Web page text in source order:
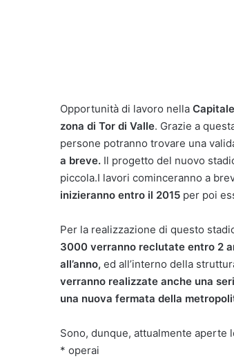
Opportunità di lavoro nella
zona di Tor di Valle. Grazie a
persone potranno trovare una
a breve. Il progetto del nuovo
piccola.I lavori cominceranno a
inizieranno entro il 2015 per poi
Per la realizzazione di questo
3000 verranno reclutate entro 2
all’anno, ed all’interno della
verranno realizzate anche una
una nuova fermata della
Sono, dunque, attualmente aperte
* operai